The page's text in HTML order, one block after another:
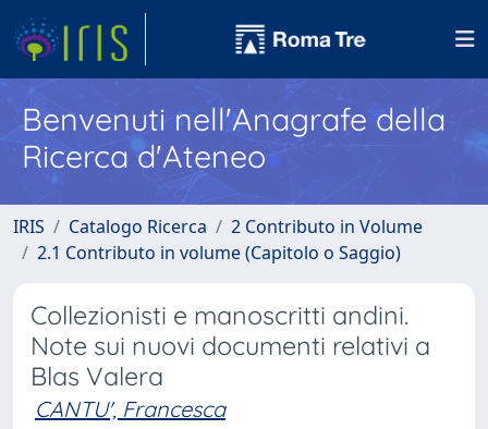
Benvenuti nell'Anagrafe della
Ricerca d'Ateneo
IRIS Catalogo Ricerca
2 Contributo in Volume
2.1 Contributo in volume (Capitolo o Saggio)
Collezionisti e manoscritti andini.
Note sui nuovi documenti relativi a
Blas Valera
CANTU', Francesca